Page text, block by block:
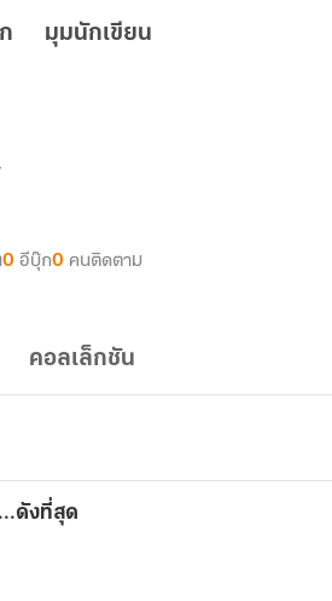
มุมนักเขียน
0 อีบุ๊ก0 คนติดตาม
คอลเล็กชัน
ดังที่สุด